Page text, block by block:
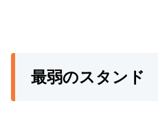
最弱のスタンド